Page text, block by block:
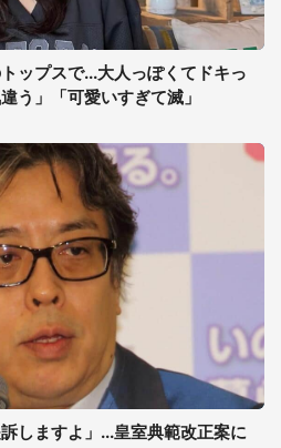
ップスで...大人っぽくてドキっ
う」「可愛いすぎて滅」
しますよ」...皇室典範改正案に